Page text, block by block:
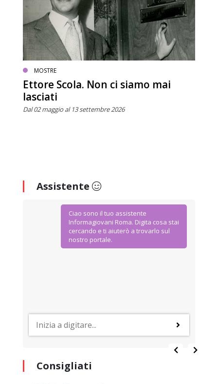
MOSTRE
Ettore Scola. Non ci siamo mai
lasciati
Dal 02 maggio al 13 settembre 2026
Assistente
Ciao sono il tuo assistente
Informagiovani Roma. Digita cosa stai
cercando e ti aiuterò a trovarlo sul
nostro portale.
Consigliati